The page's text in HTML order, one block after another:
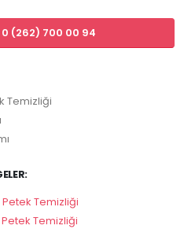
0 (262) 700 00 94
Temizliği
Temizliği
Temizliği